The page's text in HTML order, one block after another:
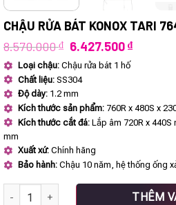
CHẬU RỬA BÁT KONOX TARI
8.570.000₫ Giá
gốc
là:
8.570.000 ₫.
6.427.500₫Giá
Loại chậu: Chậu rửa bát 1 hố
Chất liệu: SS304
Độ dày: 1.2 mm
Kích thước sản phẩm: 760R x 480S x
Kích thước cắt đá: Lắp âm 720R x 440S
mm
Xuất xứ: Chính hãng
Bảo hành: Chậu 10 năm, hệ thống ống
Chậu rửa bát Konox TARI 7648SR số
THÊM